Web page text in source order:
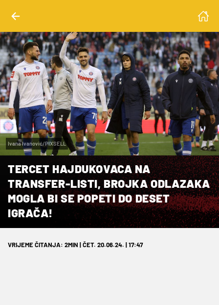
Ivana Ivanović/PIXSELL
TERCET HAJDUKOVACA NA
TRANSFER-LISTI, BROJKA ODLAZAKA
MOGLA BI SE POPETI DO DESET
IGRAČA!
VRIJEME ČITANJA: 2MIN | ČET. 20.06.24. | 17:47